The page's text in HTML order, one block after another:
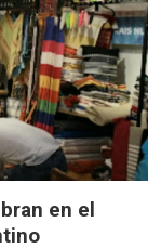
en el